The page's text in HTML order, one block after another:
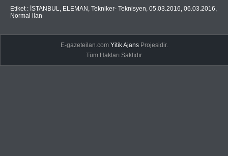
Etiket : İSTANBUL, ELEMAN , Tekniker- Teknisyen, 05.03.2016, 06.03.2016,
Normal ilan
E-gazeteilan.comYitik Ajans Projesidir.
Tüm Hakları Saklıdır.